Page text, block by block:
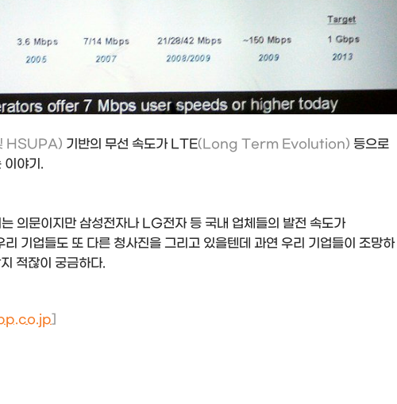
HSUPA) 기반의 무선 속도가 LTE(Long Term Evolution) 등으로
이야기.
의문이지만 삼성전자나 LG전자 등 국내 업체들의 발전 속도가
기업들도 또 다른 청사진을 그리고 있을텐데 과연 우리 기업들이 조망하
적잖이 궁금하다.
]